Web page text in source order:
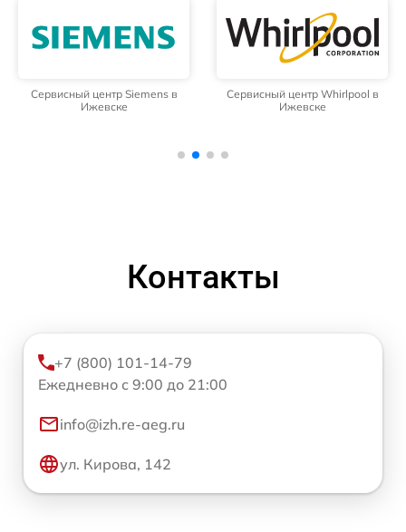
Сервисный центр Siemens в
Ижевске
Сервисный центр Whirlpool в
Ижевске
Контакты
+7 (800) 101-14-79
Ежедневно с 9:00 до 21:00
info@izh.re-aeg.ru
ул. Кирова, 142